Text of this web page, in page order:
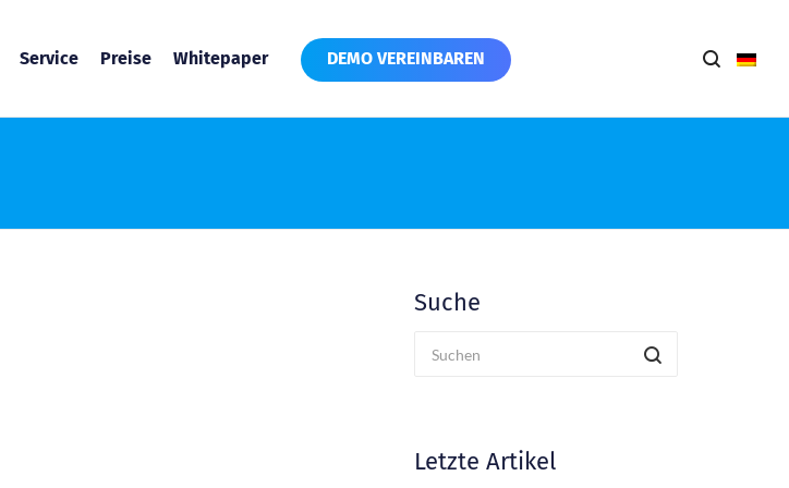
Service Preise Whitepaper DEMO VEREINBAREN
Suche
Letzte Artikel